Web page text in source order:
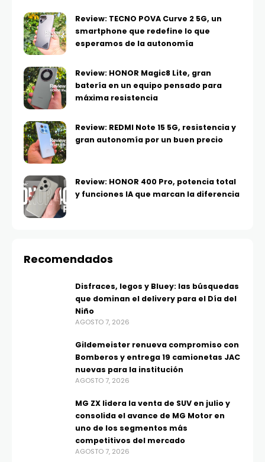
Review: TECNO POVA Curve 2 5G, un
smartphone que redefine lo que
esperamos de la autonomía
Review: HONOR Magic8 Lite, gran
batería en un equipo pensado para
máxima resistencia
Review: REDMI Note 15 5G, resistencia y
gran autonomía por un buen precio
Review: HONOR 400 Pro, potencia total
y funciones IA que marcan la diferencia
Recomendados
Disfraces, legos y Bluey: las búsquedas
que dominan el delivery para el Día del
Niño
AGOSTO 7, 2026
Gildemeister renueva compromiso con
Bomberos y entrega 19 camionetas JAC
nuevas para la institución
AGOSTO 7, 2026
MG ZX lidera la venta de SUV en julio y
consolida el avance de MG Motor en
uno de los segmentos más
competitivos del mercado
AGOSTO 7, 2026